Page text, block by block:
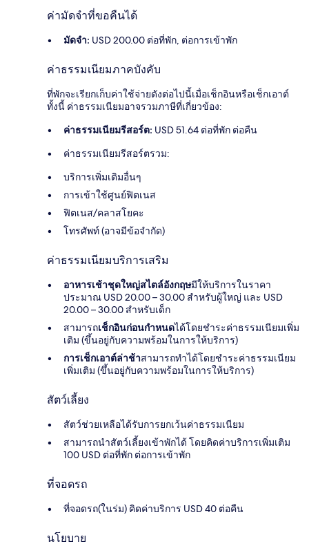
ค่ามัดจำที่ขอคืนได้
มัดจำ: USD 200.00 ต่อที่พัก, ต่อการเข้าพัก
ค่าธรรมเนียมภาคบังคับ
ที่พักจะเรียกเก็บค่าใช้จ่ายดังต่อไปนี้เมื่อเช็กอินหรือเช็กเอาต์
ทั้งนี้ ค่าธรรมเนียมอาจรวมภาษีที่เกี่ยวข้อง:
ค่าธรรมเนียมรีสอร์ต: USD 51.64 ต่อที่พัก ต่อคืน
ค่าธรรมเนียมรีสอร์ตรวม:
บริการเพิ่มเติมอื่นๆ
การเข้าใช้ศูนย์ฟิตเนส
ฟิตเนส/คลาสโยคะ
โทรศัพท์ (อาจมีข้อจำกัด)
ค่าธรรมเนียมบริการเสริม
อาหารเช้าชุดใหญ่สไตล์อังกฤษมีให้บริการในราคา
ประมาณ USD 20.00 – 30.00 สำหรับผู้ใหญ่ และ USD
20.00 – 30.00 สำหรับเด็ก
สามารถเช็กอินก่อนกำหนดได้โดยชำระค่าธรรมเนียมเพิ่ม
เติม (ขึ้นอยู่กับความพร้อมในการให้บริการ)
การเช็กเอาต์ล่าช้าสามารถทำได้โดยชำระค่าธรรมเนียม
เพิ่มเติม (ขึ้นอยู่กับความพร้อมในการให้บริการ)
สัตว์เลี้ยง
สัตว์ช่วยเหลือได้รับการยกเว้นค่าธรรมเนียม
สามารถนำสัตว์เลี้ยงเข้าพักได้ โดยคิดค่าบริการเพิ่มเติม
100 USD ต่อที่พัก ต่อการเข้าพัก
ที่จอดรถ
ที่จอดรถ(ในร่ม) คิดค่าบริการ USD 40 ต่อคืน
นโยบาย